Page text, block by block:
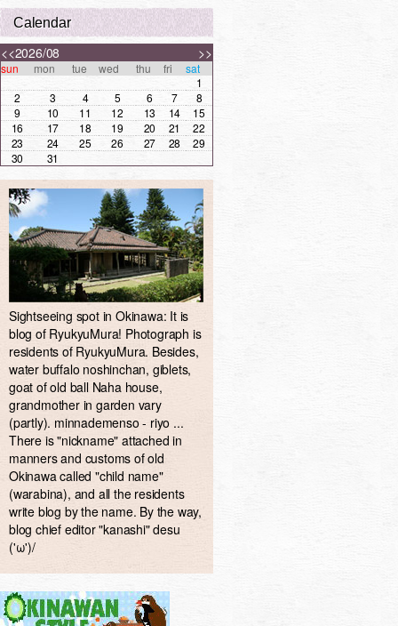
Calendar
<< >>
2026/08
sun mon tue wed thu fri
sat
1
2
3 4 5 6 7
8
9
10 11 12 13 14
15
16
17 18 19 20 21
22
23
24 25 26 27 28
29
30
31
Sightseeing spot in Okinawa: It is
blog of RyukyuMura! Photograph is
residents of RyukyuMura. Besides,
water buffalo noshinchan, giblets,
goat of old ball Naha house,
grandmother in garden vary
(partly). minnademenso - riyo ...
There is "nickname" attached in
manners and customs of old
Okinawa called "child name"
(warabina), and all the residents
write blog by the name. By the way,
blog chief editor "kanashi" desu
('ω')/